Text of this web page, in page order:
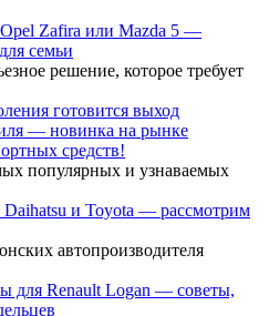
Zafira или Mazda 5 —
семьи
решение, которое требует
готовится выход
— новинка на рынке
средств!
популярных и узнаваемых
и Toyota — рассмотрим
автопроизводителя
для Renault Logan — советы,